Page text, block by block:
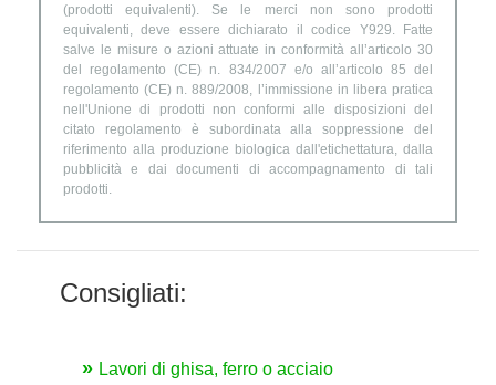
(prodotti equivalenti). Se le merci non sono prodotti
equivalenti, deve essere dichiarato il codice Y929. Fatte
salve le misure o azioni attuate in conformità all’articolo 30
del regolamento (CE) n. 834/2007 e/o all’articolo 85 del
regolamento (CE) n. 889/2008, l’immissione in libera pratica
nell'Unione di prodotti non conformi alle disposizioni del
citato regolamento è subordinata alla soppressione del
riferimento alla produzione biologica dall'etichettatura, dalla
pubblicità e dai documenti di accompagnamento di tali
prodotti.
Consigliati:
Lavori di ghisa, ferro o acciaio